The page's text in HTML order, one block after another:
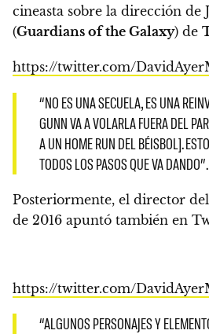
cineasta sobre la dirección de
(Guardians of the Galaxy) de
https://twitter.com/
“NO ES UNA SECUELA, ES UNA
GUNN VA A VOLARLA FUERA DEL
A UN HOME RUN DEL BÉISBOL].
TODOS LOS PASOS QUE VA DANDO”.
Posteriormente, el director del
de 2016 apuntó también en
https://twitter.com/
“ALGUNOS PERSONAJES Y